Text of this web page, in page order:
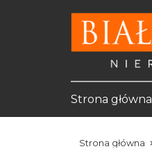
Strona główna
Strona główna